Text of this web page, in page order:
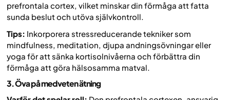
prefrontala cortex, vilket minskar din förmåga att fatta
sunda beslut och utöva självkontroll.
Tips: Inkorporera stressreducerande tekniker som
mindfulness, meditation, djupa andningsövningar eller
yoga för att sänka kortisolnivåerna och förbättra din
förmåga att göra hälsosamma matval.
3. Öva på medveten ätning